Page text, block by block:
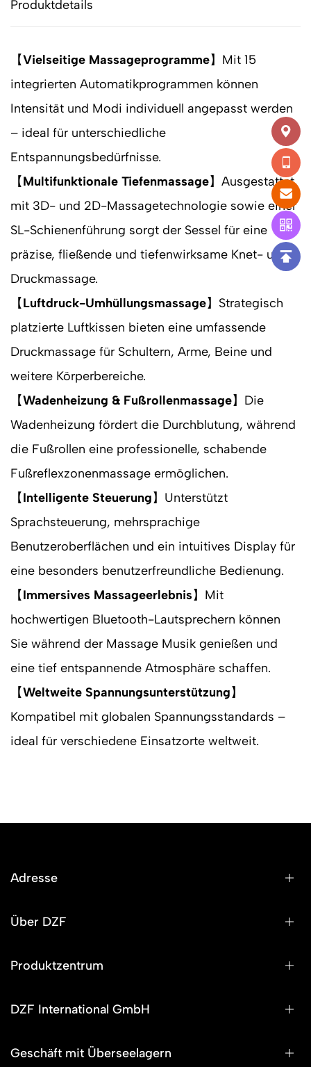
Produktdetails
【Vielseitige Massageprogramme】Mit 15
integrierten Automatikprogrammen können
Intensität und Modi individuell angepasst werden
– ideal für unterschiedliche
Entspannungsbedürfnisse.
【Multifunktionale Tiefenmassage】Ausgestattet
mit 3D- und 2D-Massagetechnologie sowie einer
SL-Schienenführung sorgt der Sessel für eine
präzise, fließende und tiefenwirksame Knet- und
Druckmassage.
【Luftdruck-Umhüllungsmassage】Strategisch
platzierte Luftkissen bieten eine umfassende
Druckmassage für Schultern, Arme, Beine und
weitere Körperbereiche.
【Wadenheizung & Fußrollenmassage】Die
Wadenheizung fördert die Durchblutung, während
die Fußrollen eine professionelle, schabende
Fußreflexzonenmassage ermöglichen.
【Intelligente Steuerung】Unterstützt
Sprachsteuerung, mehrsprachige
Benutzeroberflächen und ein intuitives Display für
eine besonders benutzerfreundliche Bedienung.
【Immersives Massageerlebnis】Mit
hochwertigen Bluetooth-Lautsprechern können
Sie während der Massage Musik genießen und
eine tief entspannende Atmosphäre schaffen.
【Weltweite Spannungsunterstützung】
Kompatibel mit globalen Spannungsstandards –
ideal für verschiedene Einsatzorte weltweit.
Adresse
Über DZF
Produktzentrum
DZF International GmbH
Geschäft mit Überseelagern